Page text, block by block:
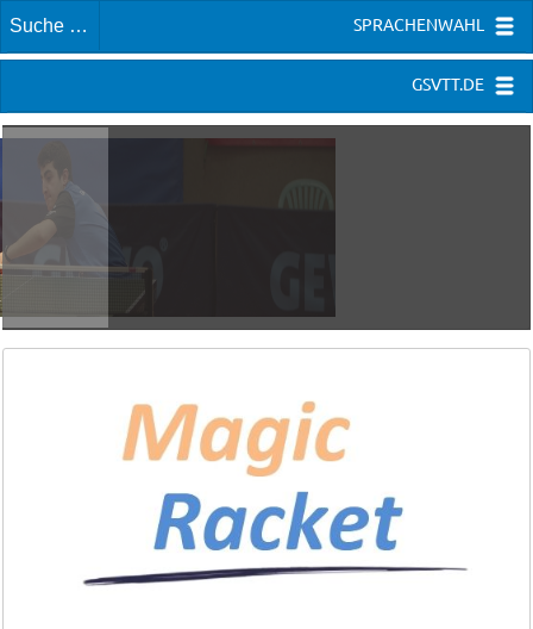
SPRACHENWAHL
GSVTT.DE